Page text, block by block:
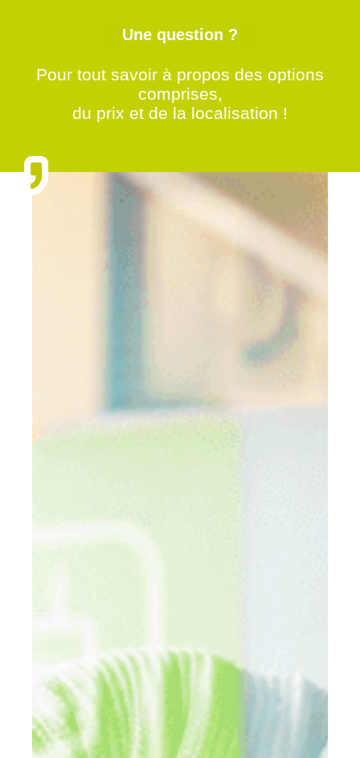
Une question ?
Pour tout savoir à propos des options
comprises,
du prix et de la localisation !